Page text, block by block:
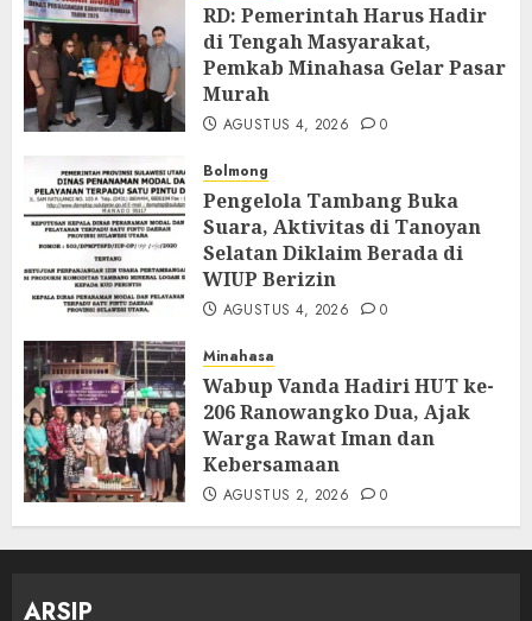
RD: Pemerintah Harus Hadir
di Tengah Masyarakat,
Pemkab Minahasa Gelar Pasar
Murah
AGUSTUS 4, 2026 0
Bolmong
Pengelola Tambang Buka
Suara, Aktivitas di Tanoyan
Selatan Diklaim Berada di
WIUP Berizin
AGUSTUS 4, 2026 0
Minahasa
Wabup Vanda Hadiri HUT ke-
206 Ranowangko Dua, Ajak
Warga Rawat Iman dan
Kebersamaan
AGUSTUS 2, 2026 0
ARSIP